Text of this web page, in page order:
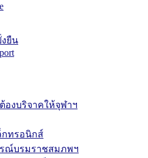
ยืน
องบริจาคให้จุฬาฯ
กทรอนิกส์
ณ์บรมราชสมภพฯ